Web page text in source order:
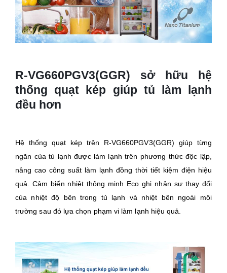
R-VG660PGV3(GGR) sở hữu hệ
thống quạt kép giúp tủ làm lạnh
đều hơn
Hệ thống quạt kép trên R-VG660PGV3(GGR) giúp từng
ngăn của tủ lạnh được làm lạnh trên phương thức độc lập,
nâng cao công suất làm lạnh đồng thời tiết kiệm điện hiệu
quả. Cảm biến nhiệt thông minh Eco ghi nhận sự thay đổi
của nhiệt độ bên trong tủ lạnh và nhiệt bên ngoài môi
trường sau đó lựa chọn phạm vi làm lạnh hiệu quả.